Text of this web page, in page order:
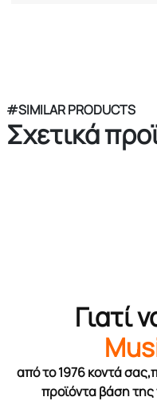
#SIMILAR PRODUCTS
Σχετικά
Γιατί
από το 1976 κοντά
προϊόντα βάση